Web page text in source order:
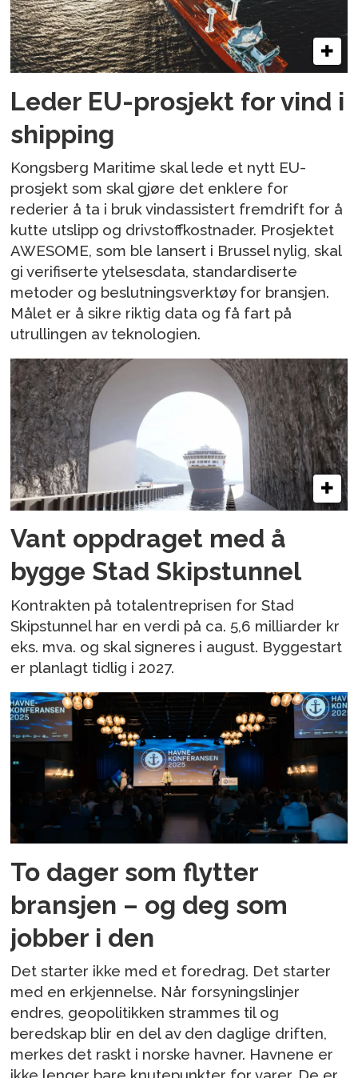
Leder EU-prosjekt for vind i
shipping
Kongsberg Maritime skal lede et nytt EU-
prosjekt som skal gjøre det enklere for
rederier å ta i bruk vindassistert fremdrift for å
kutte utslipp og drivstoffkostnader. Prosjektet
AWESOME, som ble lansert i Brussel nylig, skal
gi verifiserte ytelsesdata, standardiserte
metoder og beslutningsverktøy for bransjen.
Målet er å sikre riktig data og få fart på
utrullingen av teknologien.
Vant oppdraget med å
bygge Stad Skipstunnel
Kontrakten på totalentreprisen for Stad
Skipstunnel har en verdi på ca. 5,6 milliarder kr
eks. mva. og skal signeres i august. Byggestart
er planlagt tidlig i 2027.
To dager som flytter
bransjen – og deg som
jobber i den
Det starter ikke med et foredrag. Det starter
med en erkjennelse. Når forsyningslinjer
endres, geopolitikken strammes til og
beredskap blir en del av den daglige driften,
merkes det raskt i norske havner. Havnene er